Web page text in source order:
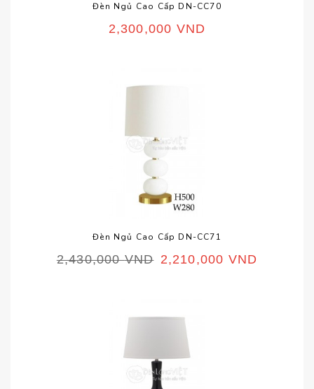
Đèn Ngủ Cao Cấp DN-CC70
2,300,000 VND
Đèn Ngủ Cao Cấp DN-CC71
2,430,000VND 2,210,000 VND